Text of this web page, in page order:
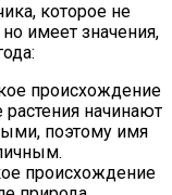
которое не
имеет значения,
происхождение
растения начинают
поэтому имя
происхождение